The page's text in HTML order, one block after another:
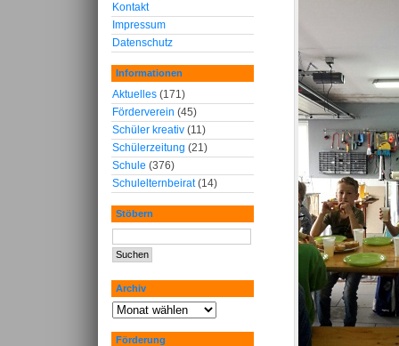
Kontakt
Impressum
Datenschutz
Informationen
Aktuelles (171)
Förderverein (45)
Schüler kreativ (11)
Schülerzeitung (21)
Schule (376)
Schulelternbeirat(14)
Stöbern
Archiv
Förderung